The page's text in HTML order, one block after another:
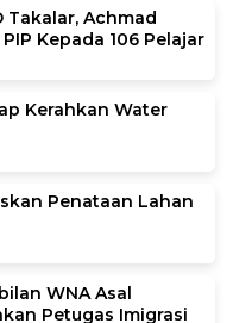
Takalar, Achmad
Kepada 106 Pelajar
Kerahkan Water
Penataan Lahan
WNA Asal
Petugas Imigrasi